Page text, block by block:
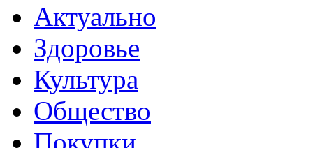
Актуально
Здоровье
Культура
Общество
Покупки